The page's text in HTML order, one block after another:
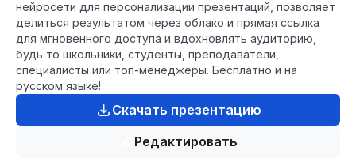
нейросети для персонализации презентаций, позволяет
делиться результатом через облако и прямая ссылка
для мгновенного доступа и вдохновлять аудиторию,
будь то школьники, студенты, преподаватели,
специалисты или топ-менеджеры. Бесплатно и на
русском языке!
Скачать презентацию
Редактировать